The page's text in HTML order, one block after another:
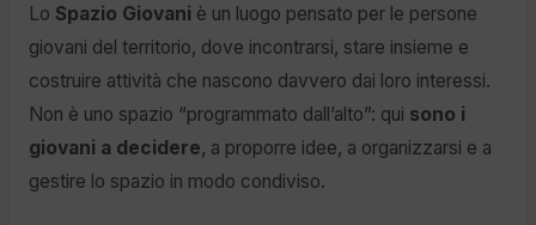
Lo Spazio Giovani è un luogo pensato per le persone
giovani del territorio, dove incontrarsi, stare insieme e
costruire attività che nascono davvero dai loro interessi.
Non è uno spazio “programmato dall’alto”: qui sono i
giovani a decidere, a proporre idee, a organizzarsi e a
gestire lo spazio in modo condiviso.